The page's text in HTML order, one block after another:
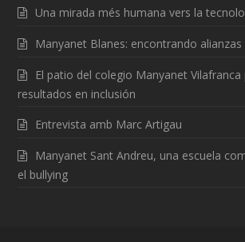
Una mirada més humana vers la
Manyanet Blanes: encontrando alianzas
El patio del colegio Manyanet
resultados en inclusión
Entrevista amb Marc Artigau
Manyanet Sant Andreu, una escuela
el bullying